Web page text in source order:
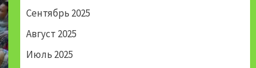
Сентябрь 2025
Август 2025
Июль 2025